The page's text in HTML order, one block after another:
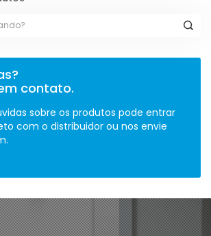
contato.
sobre os produtos pode entrar
com o distribuidor ou nos envie